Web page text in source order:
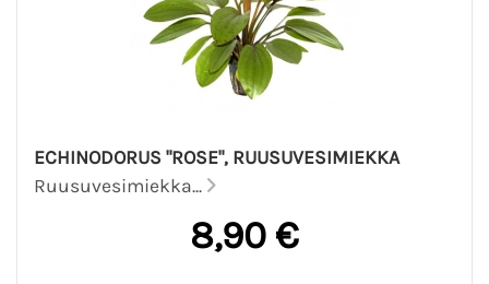
ECHINODORUS "ROSE", RUUSUVESIMIEKKA
Ruusuvesimiekka...
8,90 €